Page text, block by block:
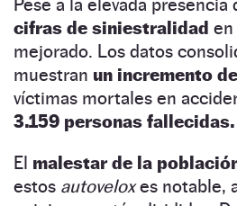
Pese a la elevada presencia
cifras de siniestralidad en
mejorado. Los datos
muestran un incremento
víctimas mortales en
3.159 personas fallecidas.
El malestar de la
estos autoveloxes notable,